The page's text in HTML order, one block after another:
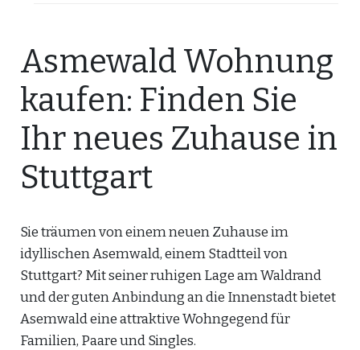
Asmewald Wohnung
kaufen: Finden Sie
Ihr neues Zuhause in
Stuttgart
Sie träumen von einem neuen Zuhause im
idyllischen Asemwald, einem Stadtteil von
Stuttgart? Mit seiner ruhigen Lage am Waldrand
und der guten Anbindung an die Innenstadt bietet
Asemwald eine attraktive Wohngegend für
Familien, Paare und Singles.